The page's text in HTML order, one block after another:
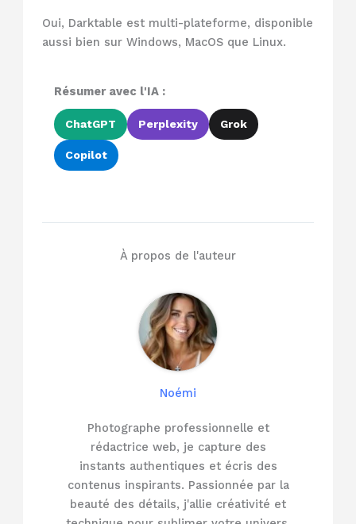
Oui, Darktable est multi-plateforme, disponible
aussi bien sur Windows, MacOS que Linux.
Résumer avec l'IA :
ChatGPT Perplexity Grok
Copilot
À propos de l'auteur
Noémi
Photographe professionnelle et
rédactrice web, je capture des
instants authentiques et écris des
contenus inspirants. Passionnée par la
beauté des détails, j'allie créativité et